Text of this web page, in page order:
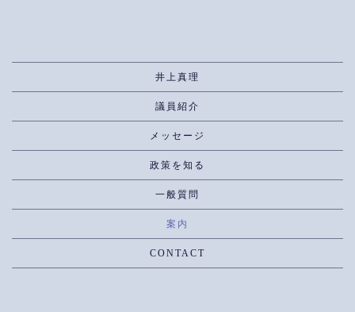
井上真理
議員紹介
メッセージ
政策を知る
一般質問
案内
CONTACT